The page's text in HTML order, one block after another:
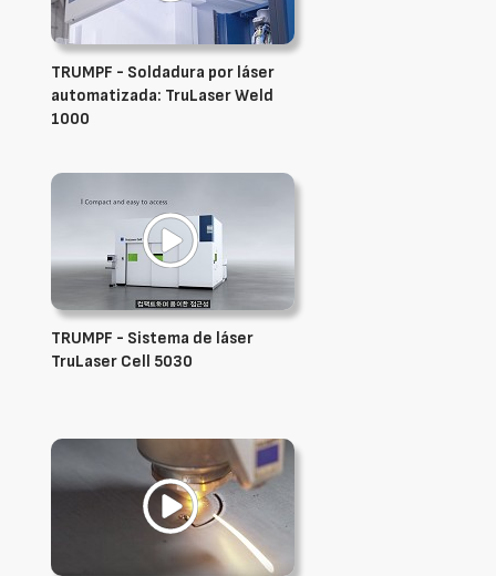
TRUMPF - Soldadura por láser
automatizada: TruLaser Weld
1000
TRUMPF - Sistema de láser
TruLaser Cell 5030